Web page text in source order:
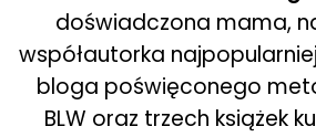
doświadczona mama,
współautorka
bloga poświęconego
BLW oraz trzech książek